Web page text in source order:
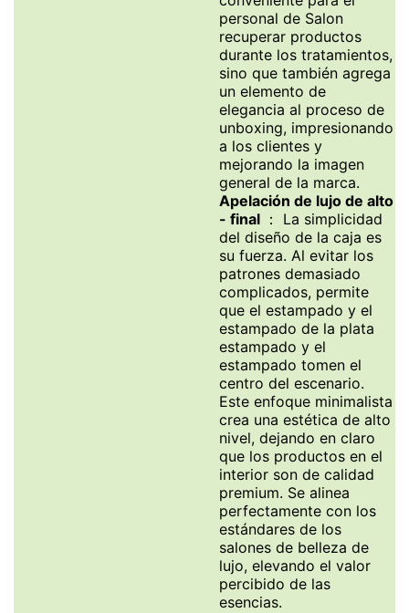
personal de Salon
recuperar productos
durante los tratamientos,
sino que también agrega
un elemento de
elegancia al proceso de
unboxing, impresionando
a los clientes y
mejorando la imagen
general de la marca.
Apelación de lujo de alto
- final ： La simplicidad
del diseño de la caja es
su fuerza. Al evitar los
patrones demasiado
complicados, permite
que el estampado y el
estampado de la plata
estampado y el
estampado tomen el
centro del escenario.
Este enfoque minimalista
crea una estética de alto
nivel, dejando en claro
que los productos en el
interior son de calidad
premium. Se alinea
perfectamente con los
estándares de los
salones de belleza de
lujo, elevando el valor
percibido de las
esencias.